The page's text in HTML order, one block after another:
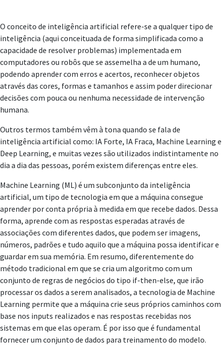
O conceito de inteligência artificial refere-se a qualquer tipo de
inteligência (aqui conceituada de forma simplificada como a
capacidade de resolver problemas) implementada em
computadores ou robôs que se assemelha a de um humano,
podendo aprender com erros e acertos, reconhecer objetos
através das cores, formas e tamanhos e assim poder direcionar
decisões com pouca ou nenhuma necessidade de intervenção
humana.
Outros termos também vêm à tona quando se fala de
inteligência artificial como: IA Forte, IA Fraca, Machine Learning e
Deep Learning, e muitas vezes são utilizados indistintamente no
dia a dia das pessoas, porém existem diferenças entre eles.
Machine Learning (ML) é um subconjunto da inteligência
artificial, um tipo de tecnologia em que a máquina consegue
aprender por conta própria à medida em que recebe dados. Dessa
forma, aprende com as respostas esperadas através de
associações com diferentes dados, que podem ser imagens,
números, padrões e tudo aquilo que a máquina possa identificar e
guardar em sua memória. Em resumo, diferentemente do
método tradicional em que se cria um algoritmo com um
conjunto de regras de negócios do tipo if-then-else, que irão
processar os dados a serem analisados, a tecnologia de Machine
Learning permite que a máquina crie seus próprios caminhos com
base nos inputs realizados e nas respostas recebidas nos
sistemas em que elas operam. É por isso que é fundamental
fornecer um conjunto de dados para treinamento do modelo.